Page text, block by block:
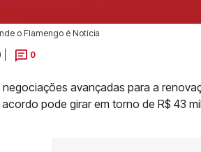
o Flamengo é Notícia
0
negociações avançadas para a
pode girar em torno de R$ 43